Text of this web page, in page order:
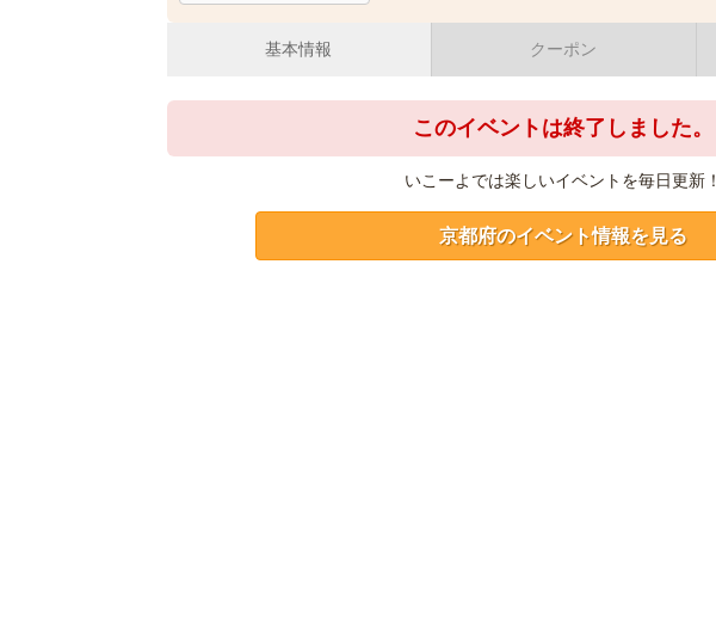
基本情報 クーポン
このイベントは終了しました。
いこーよでは楽しいイベントを毎日更新！
京都府のイベント情報を見る